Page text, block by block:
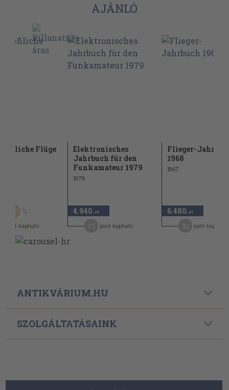
AJÁNLÓ
Flüge
50
pont kapható
Elektronisches
Jahrbuch für den
Funkamateur 1979
1979
4.940 ,-Ft
pont kapható
Flieger-
1968
1967
6.480 ,-Ft
pont kapható
ANTIKVÁRIUM.HU
SZOLGÁLTATÁSAINK